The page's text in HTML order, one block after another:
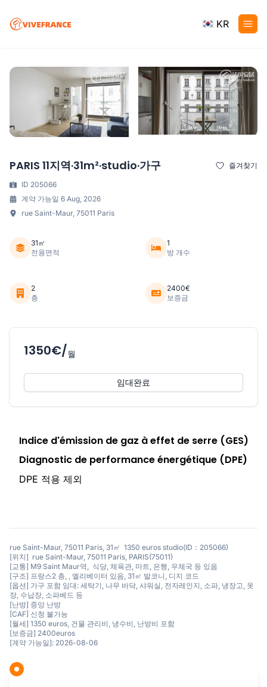
KR
PARIS 11지역·31m²·studio·가구 즐겨찾기
ID 205066
계약 가능일 6 Aug, 2026
rue Saint-Maur, 75011 Paris
31㎡
전용면적
1
방 개수
2
층
2400€
보증금
1350€/월
임대완료
Indice d'émission de gaz à effet de serre (GES)
Diagnostic de performance énergétique (DPE)
DPE 적용 제외
rue Saint-Maur, 75011 Paris, 31㎡ 1350 euros studio(ID：205066)
[위치] rue Saint-Maur, 75011 Paris, PARIS(75011)
[교통] M9 Saint Maur역, 식당, 체육관, 마트, 은행, 우체국 등 있음
[구조] 프랑스2 층, , 엘리베이터 있음, 31㎡ 발코니, 디지 코드
[옵션] 가구 포함 임대: 세탁기, 나무 바닥, 샤워실, 전자레인지, 소파, 냉장고, 옷
장, 수납장, 소파베드 등
[난방] 중앙 난방
[CAF] 신청 불가능
[월세] 1350 euros, 건물 관리비, 냉수비, 난방비 포함
[보증금] 2400euros
[계약 가능일]: 2026-08-06